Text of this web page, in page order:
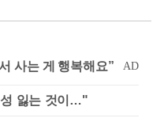
성 잃는 것이…"